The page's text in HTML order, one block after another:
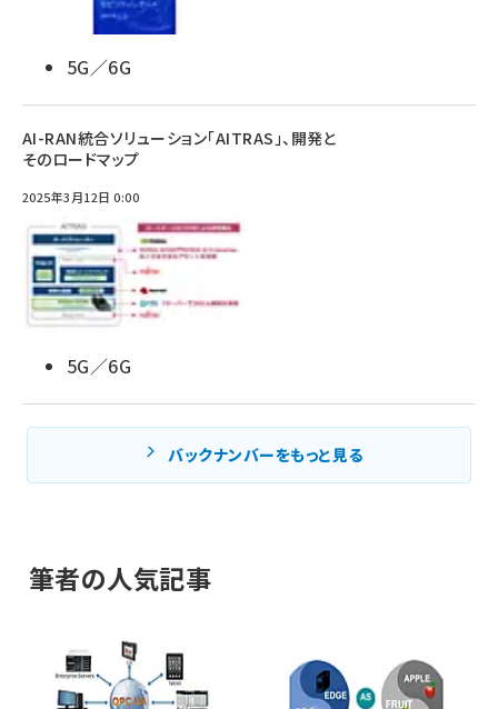
5G／6G
AI-RAN統合ソリューション「AITRAS」、開発と
そのロードマップ
2025年3月12日 0:00
5G／6G
バックナンバーをもっと見る
筆者の人気記事